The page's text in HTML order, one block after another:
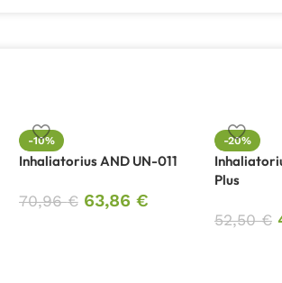
-10%
Inhaliatorius AND UN-011
70,96€ 63,86 €
-20%
Plus
52,50€